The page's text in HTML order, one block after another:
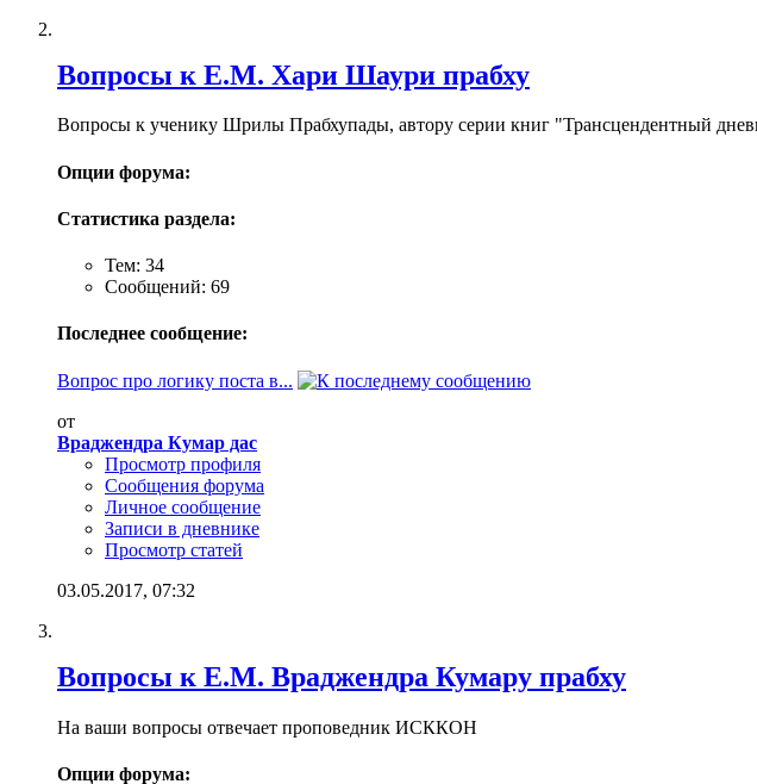
Вопросы к Е.М. Хари Шаури прабху
Вопросы к ученику Шрилы Прабхупады, автору серии книг "Трансцендентный
Опции форума:
Статистика раздела:
Тем: 34
Сообщений: 69
Последнее сообщение:
Вопрос про логику поста в...
от
Враджендра Кумар дас
Просмотр профиля
Сообщения форума
Личное сообщение
Записи в дневнике
Просмотр статей
03.05.2017, 07:32
Вопросы к Е.М. Враджендра Кумару прабху
На ваши вопросы отвечает проповедник ИСККОН
Опции форума: